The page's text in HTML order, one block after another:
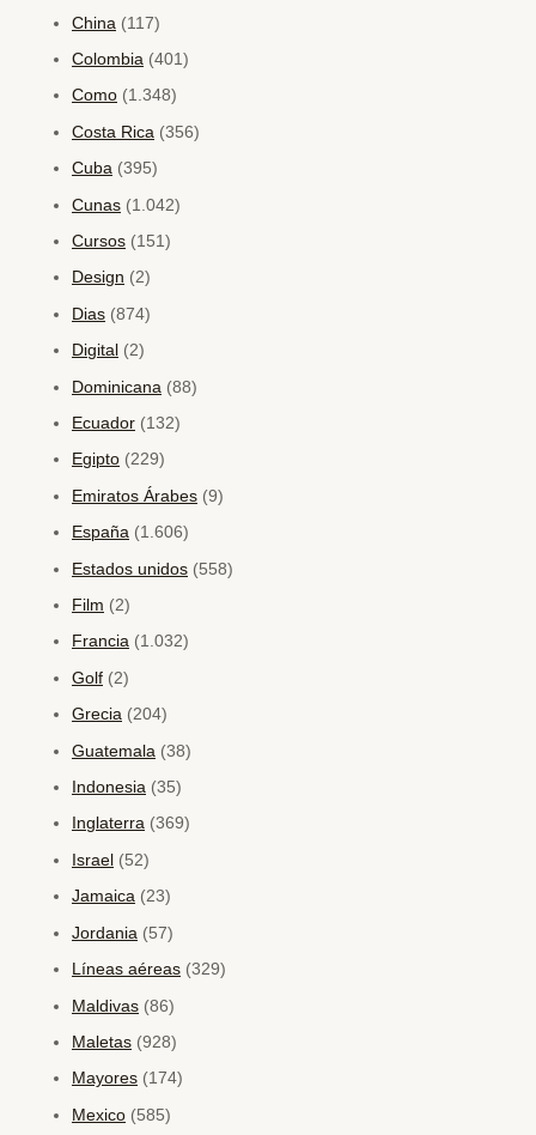
China (117)
Colombia (401)
Como (1.348)
Costa Rica (356)
Cuba (395)
Cunas (1.042)
Cursos (151)
Design (2)
Dias (874)
Digital (2)
Dominicana (88)
Ecuador (132)
Egipto (229)
Emiratos Árabes (9)
España (1.606)
Estados unidos (558)
Film (2)
Francia (1.032)
Golf (2)
Grecia (204)
Guatemala (38)
Indonesia (35)
Inglaterra (369)
Israel (52)
Jamaica (23)
Jordania (57)
Líneas aéreas (329)
Maldivas (86)
Maletas (928)
Mayores (174)
Mexico (585)